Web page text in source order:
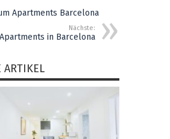
Apartments Barcelona
Nächste:
in Barcelona
ARTIKEL